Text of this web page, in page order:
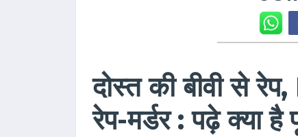
दोस्त की बीवी से
रेप-मर्डर : पढ़े क्या है